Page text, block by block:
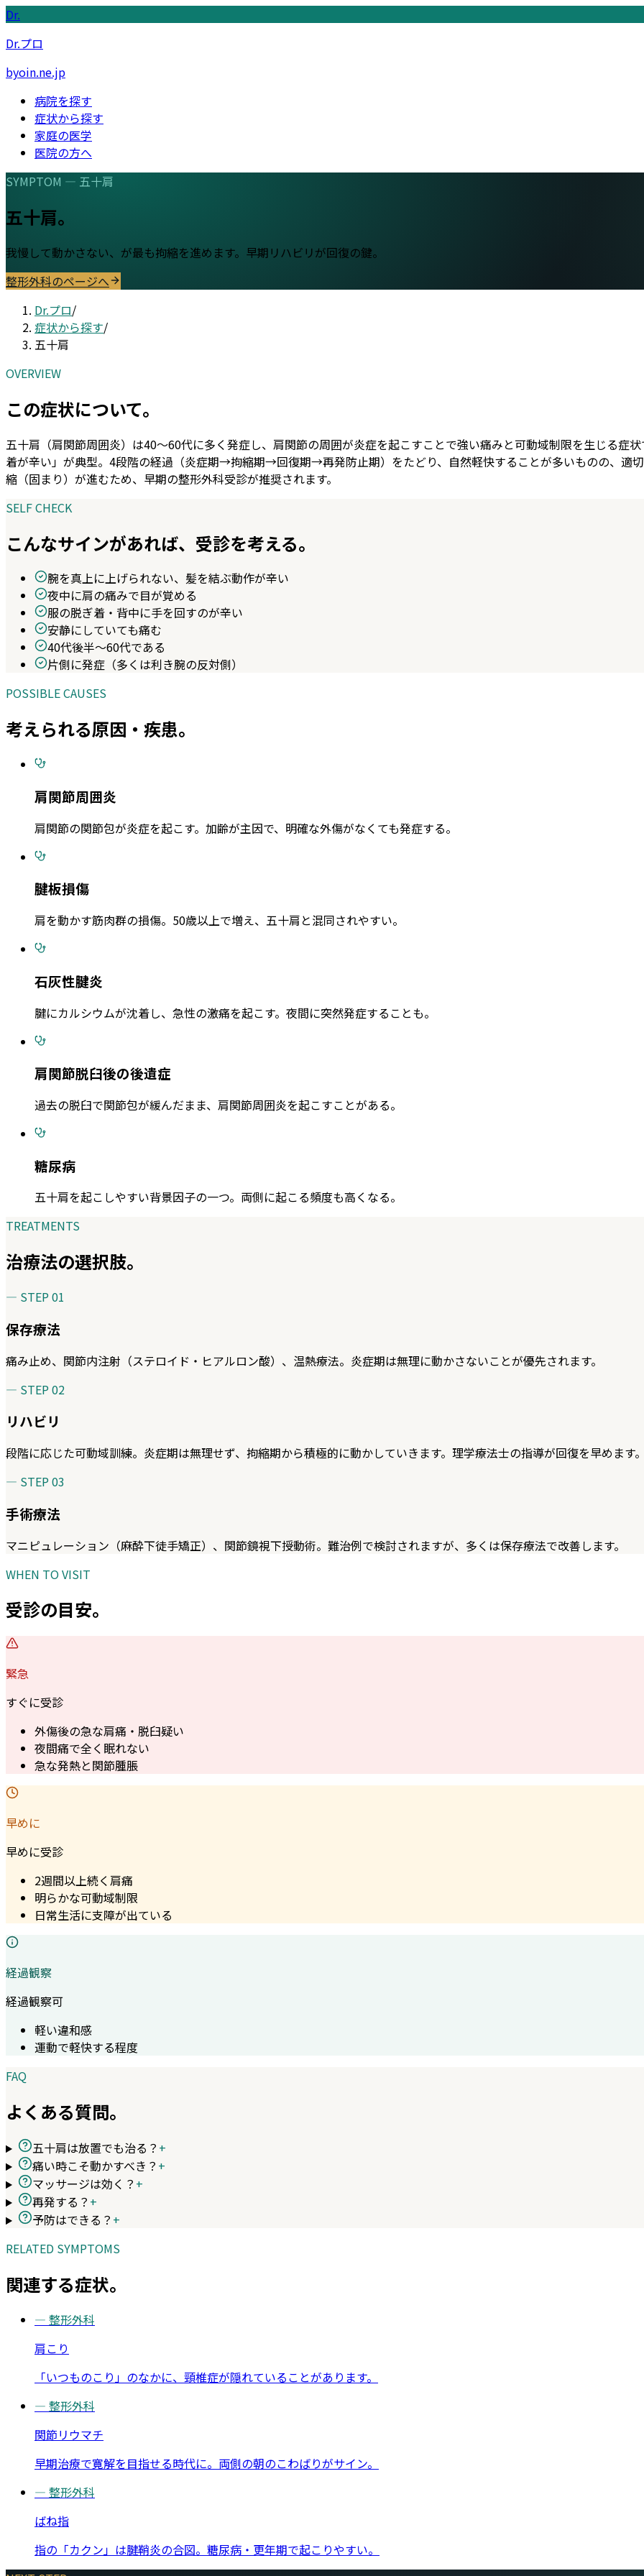
Dr.
Dr.プロ
byoin.ne.jp
病院を探す
症状から探す
家庭の医学
医院の方へ
SYMPTOM — 五十肩
五十肩。
我慢して動かさない、が最も拘縮を進めます。早期リハビリが回復の鍵。
整形外科のページへ
Dr.プロ/
症状から探す/
五十肩
OVERVIEW
この症状について。
五十肩（肩関節周囲炎）は40〜60代に多く発症し、肩関節の周囲が炎症を起こすことで強い痛みと可動域制限を生じる症
着が辛い」が典型。4段階の経過（炎症期→拘縮期→回復期→再発防止期）をたどり、自然軽快することが多いものの、適
縮（固まり）が進むため、早期の整形外科受診が推奨されます。
SELF CHECK
こんなサインがあれば、受診を考える。
腕を真上に上げられない、髪を結ぶ動作が辛い
夜中に肩の痛みで目が覚める
服の脱ぎ着・背中に手を回すのが辛い
安静にしていても痛む
40代後半〜60代である
片側に発症（多くは利き腕の反対側）
POSSIBLE CAUSES
考えられる原因・疾患。
肩関節周囲炎
肩関節の関節包が炎症を起こす。加齢が主因で、明確な外傷がなくても発症する。
腱板損傷
肩を動かす筋肉群の損傷。50歳以上で増え、五十肩と混同されやすい。
石灰性腱炎
腱にカルシウムが沈着し、急性の激痛を起こす。夜間に突然発症することも。
肩関節脱臼後の後遺症
過去の脱臼で関節包が緩んだまま、肩関節周囲炎を起こすことがある。
糖尿病
五十肩を起こしやすい背景因子の一つ。両側に起こる頻度も高くなる。
TREATMENTS
治療法の選択肢。
— STEP01
保存療法
痛み止め、関節内注射（ステロイド・ヒアルロン酸）、温熱療法。炎症期は無理に動かさないことが優先されます。
— STEP02
リハビリ
段階に応じた可動域訓練。炎症期は無理せず、拘縮期から積極的に動かしていきます。理学療法士の指導が回復を早めます
— STEP03
手術療法
マニピュレーション（麻酔下徒手矯正）、関節鏡視下授動術。難治例で検討されますが、多くは保存療法で改善します。
WHEN TO VISIT
受診の目安。
緊急
すぐに受診
外傷後の急な肩痛・脱臼疑い
夜間痛で全く眠れない
急な発熱と関節腫脹
早めに
早めに受診
2週間以上続く肩痛
明らかな可動域制限
日常生活に支障が出ている
経過観察
経過観察可
軽い違和感
運動で軽快する程度
FAQ
よくある質問。
五十肩は放置でも治る？ +
痛い時こそ動かすべき？ +
マッサージは効く？ +
再発する？ +
予防はできる？ +
RELATED SYMPTOMS
関連する症状。
— 整形外科
肩こり
「いつものこり」のなかに、頸椎症が隠れていることがあります。
— 整形外科
関節リウマチ
早期治療で寛解を目指せる時代に。両側の朝のこわばりがサイン。
— 整形外科
ばね指
指の「カクン」は腱鞘炎の合図。糖尿病・更年期で起こりやすい。